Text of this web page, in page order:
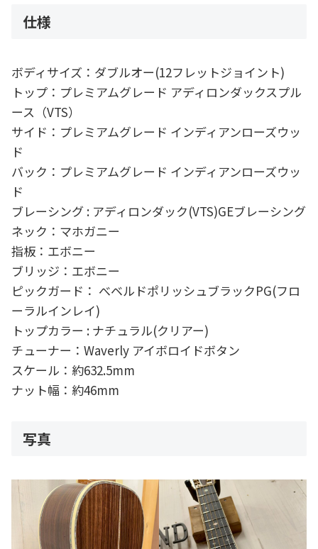
仕様
ボディサイズ：ダブルオー(12フレットジョイント)
トップ：プレミアムグレード アディロンダックスプル
ース（VTS）
サイド：プレミアムグレード インディアンローズウッ
ド
バック：プレミアムグレード インディアンローズウッ
ド
ブレーシング : アディロンダック(VTS)GEブレーシング
ネック：マホガニー
指板：エボニー
ブリッジ：エボニー
ピックガード： べベルドポリッシュブラックPG(フロ
ーラルインレイ)
トップカラー : ナチュラル(クリアー)
チューナー：Waverly アイボロイドボタン
スケール：約632.5mm
ナット幅：約46mm
写真